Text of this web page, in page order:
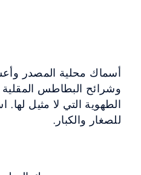
أسماك محلية المصدر
وشرائح البطاطس
الطهوية التي لا مثيل
للصغار والكبار.